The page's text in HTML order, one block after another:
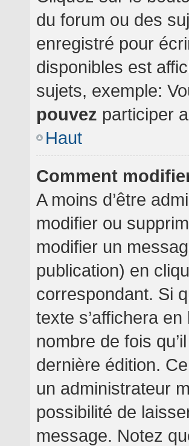
du forum ou des
enregistré pour
disponibles est
sujets, exemple:
pouvez participer
Haut
Comment
A moins d’être
modifier ou
modifier un
publication) en
correspondant. Si
texte s’affichera
nombre de fois
dernière édition.
un administrateur
possibilité de
message. Notez